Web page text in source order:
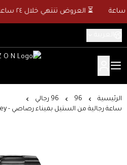
⏳ العروض تنتهي خلال ٢٤ ساعة
الرئيسية 96
96 رجالي
ساعة رجالية من الستيل بميناء رصاصي - Storm Grey